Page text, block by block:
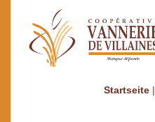
Startseite|